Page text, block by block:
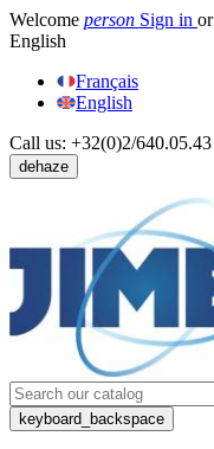
Welcome person Sign in or
English
Français
English
Call us: +32(0)2/640.05.43
dehaze
keyboard_backspace